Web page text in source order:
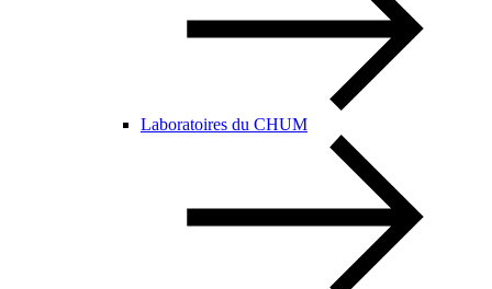
Laboratoires du CHUM